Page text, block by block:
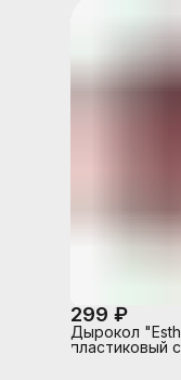
299 ₽
Дырокол
пластиковый